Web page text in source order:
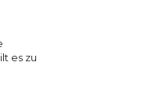
es zu